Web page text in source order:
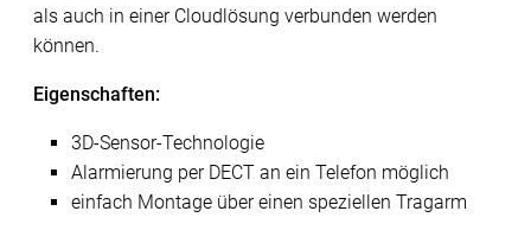
als auch in einer Cloudlösung verbunden werden
können.
Eigenschaften:
3D-Sensor-Technologie
Alarmierung per DECT an ein Telefon möglich
einfach Montage über einen speziellen Tragarm